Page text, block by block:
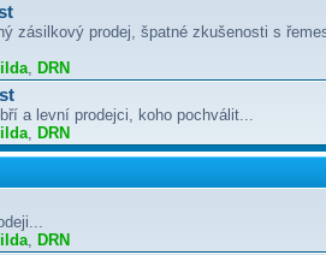
zásilkový prodej, špatné zkušenosti s
, DRN
a levní prodejci, koho pochválit...
, DRN
, DRN